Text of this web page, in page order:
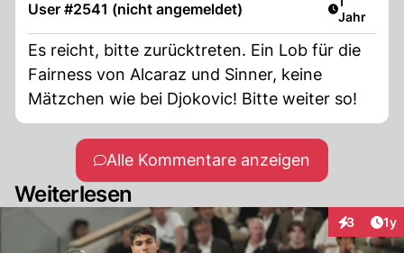
User #2541 (nicht angemeldet)
Jahr
Es reicht, bitte zurücktreten. Ein Lob für die
Fairness von Alcaraz und Sinner, keine
Mätzchen wie bei Djokovic! Bitte weiter so!
Alle Kommentare anzeigen
Weiterlesen
3 1y